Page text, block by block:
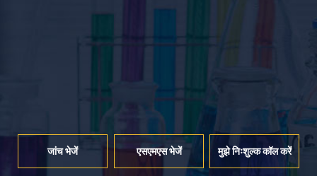
जांच भेजें एसएमएस भेजें मुझे निःशुल्क कॉल करें